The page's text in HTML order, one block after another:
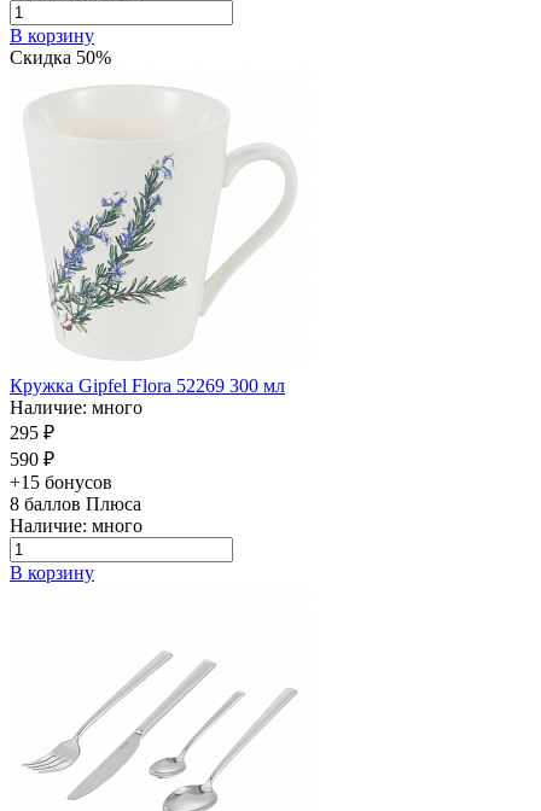
В корзину
Скидка 50%
Кружка Gipfel Flora 52269 300 мл
Наличие: много
295 ₽
590 ₽
+15 бонусов
8 баллов Плюса
Наличие: много
В корзину